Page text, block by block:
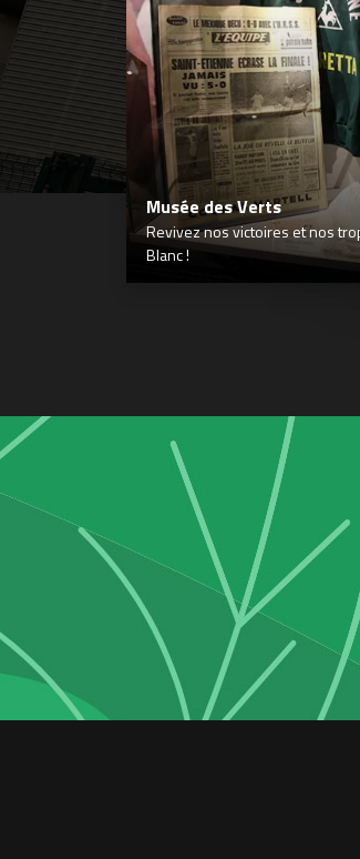
Musée des Verts
Revivez nos victoires et nos
Blanc !